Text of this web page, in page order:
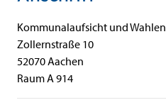
Kommunalaufsicht und Wahlen
Zollernstraße 10
52070Aachen
Raum A 914